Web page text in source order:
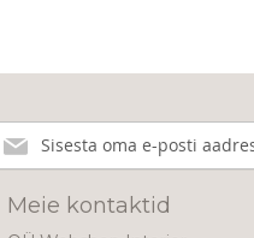
meie
Meie kontaktid